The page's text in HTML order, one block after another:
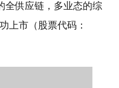
全供应链，多业态的综
上市（股票代码：